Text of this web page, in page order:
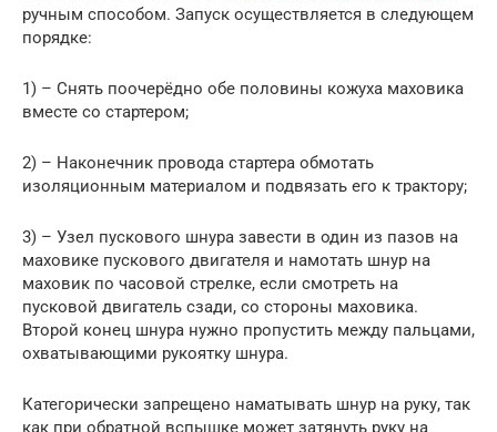
ручным способом. Запуск осуществляется в следующем
порядке:
1) – Снять поочерёдно обе половины кожуха маховика
вместе со стартером;
2) – Наконечник провода стартера обмотать
изоляционным материалом и подвязать его к трактору;
3) – Узел пускового шнура завести в один из пазов на
маховике пускового двигателя и намотать шнур на
маховик по часовой стрелке, если смотреть на
пусковой двигатель сзади, со стороны маховика.
Второй конец шнура нужно пропустить между пальцами,
охватывающими рукоятку шнура.
Категорически запрещено наматывать шнур на руку, так
как при обратной вспышке может затянуть руку на